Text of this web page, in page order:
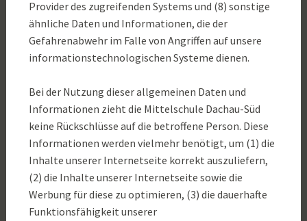
Provider des zugreifenden Systems und (8) sonstige
ähnliche Daten und Informationen, die der
Gefahrenabwehr im Falle von Angriffen auf unsere
informationstechnologischen Systeme dienen.
Bei der Nutzung dieser allgemeinen Daten und
Informationen zieht die Mittelschule Dachau-Süd
keine Rückschlüsse auf die betroffene Person. Diese
Informationen werden vielmehr benötigt, um (1) die
Inhalte unserer Internetseite korrekt auszuliefern,
(2) die Inhalte unserer Internetseite sowie die
Werbung für diese zu optimieren, (3) die dauerhafte
Funktionsfähigkeit unserer